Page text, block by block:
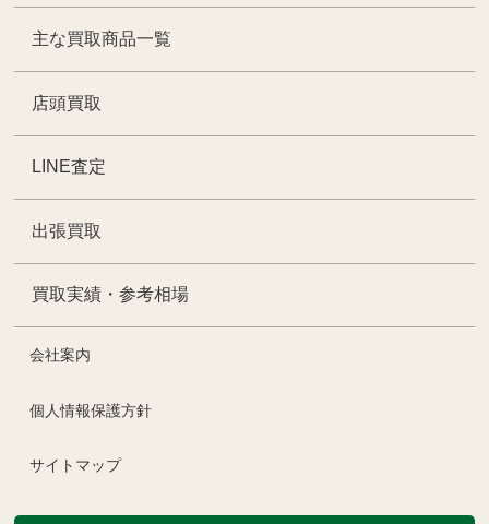
主な買取商品一覧
店頭買取
LINE査定
出張買取
買取実績・参考相場
会社案内
個人情報保護方針
サイトマップ